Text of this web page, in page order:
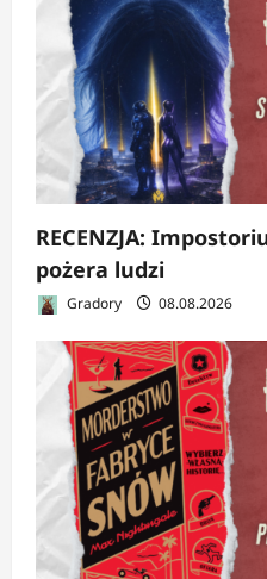
RECENZJA:
pożera ludzi
Gradory 08.08.2026